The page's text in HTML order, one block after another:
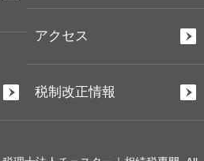
アクセス
税制改正情報